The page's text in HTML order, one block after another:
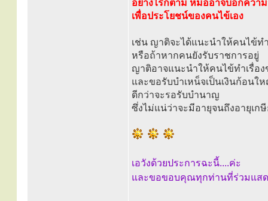
อย่างไรก็ตาม หมออาจบอกควา
เพื่อประโยชน์ของคนไข้เอง
เช่น ญาติจะได้แนะนำให้คนไข้
หรือถ้าหากคนยังรับราชการอยู่
ญาติอาจแนะนำให้คนไข้ทำเรื่อ
และขอรับบำเหน็จเป็นเงินก้อนใ
ดีกว่าจะรอรับบำนาญ
ซึ่งไม่แน่ว่าจะมีอายุจนถึงอายุเก
เอวังด้วยประการฉะนี้....ค่ะ
และขอขอบคุณทุกท่านที่ร่วมแส